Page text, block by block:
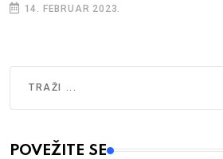
14. FEBRUAR 2023.
Type 2 or more characters for results.
POVEŽITE SE